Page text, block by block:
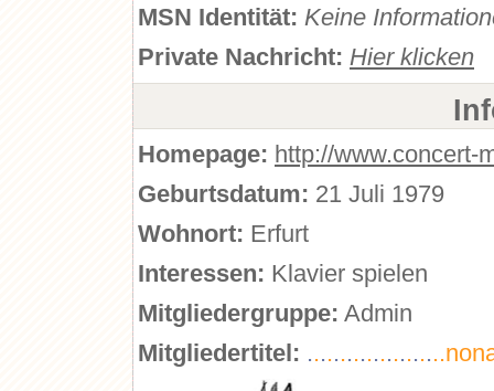
MSN Identität: Keine
Private Nachricht: Hier klicken
Homepage: http://www.concert-
Geburtsdatum: 21 Juli 1979
Wohnort: Erfurt
Interessen: Klavier spielen
Mitgliedergruppe: Admin
Mitgliedertitel: ...................